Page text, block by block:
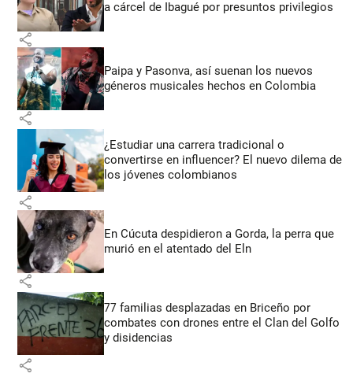
a cárcel de Ibagué por presuntos privilegios
share
Paipa y Pasonva, así suenan los nuevos
géneros musicales hechos en Colombia
share
¿Estudiar una carrera tradicional o
convertirse en influencer? El nuevo dilema de
los jóvenes colombianos
share
En Cúcuta despidieron a Gorda, la perra que
murió en el atentado del Eln
share
77 familias desplazadas en Briceño por
combates con drones entre el Clan del Golfo
y disidencias
share